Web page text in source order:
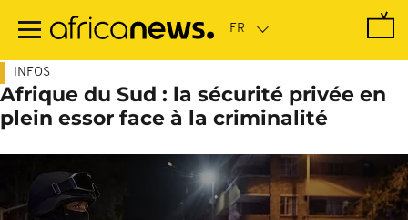
contenu
INFOS
Afrique du Sud : la sécurité privée en
plein essor face à la criminalité